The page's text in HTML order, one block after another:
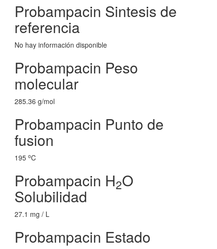
Probampacin Sintesis de
referencia
No hay información disponible
Probampacin Peso
molecular
285.36 g/mol
Probampacin Punto de
fusion
195 oC
Probampacin H2O
Solubilidad
27.1 mg / L
Probampacin Estado